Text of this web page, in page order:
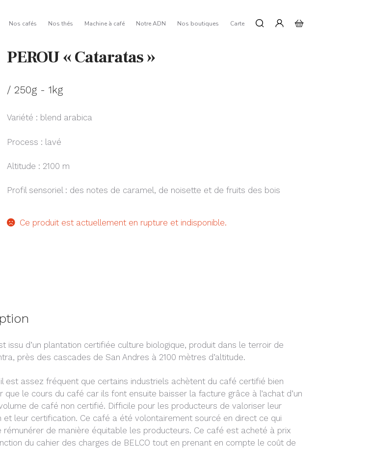
Nos cafés Nos thés Machine à café Notre ADN Nos boutiques Carte
PEROU « Cataratas »
/ 250g - 1kg
Variété : blend arabica
Process : lavé
Altitude : 2100 m
Profil sensoriel : des notes de caramel, de noisette et de fruits des bois
Ce produit est actuellement en rupture et indisponible.
issu d’un plantation certifiée culture biologique, produit dans le terroir de
près des cascades de San Andres à 2100 mètres d’altitude.
il est assez fréquent que certains industriels achètent du café certifié bien
que le cours du café car ils font ensuite baisser la facture grâce à l’achat d’un
de café non certifié. Difficile pour les producteurs de valoriser leur
et leur certification. Ce café a été volontairement sourcé en direct ce qui
rémunérer de manière équitable les producteurs. Ce café est acheté à prix
du cahier des charges de BELCO tout en prenant en compte le coût de